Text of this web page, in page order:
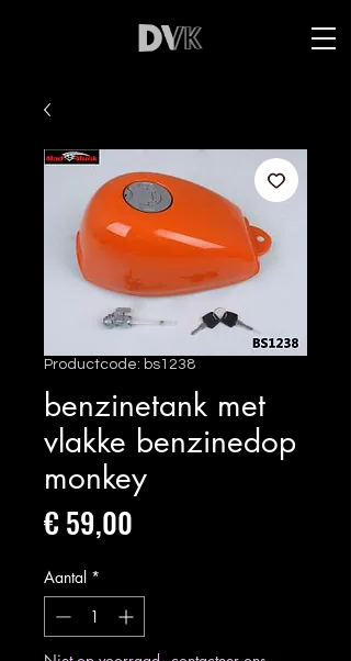
Productcode: bs1238
benzinetank met
vlakke benzinedop
monkey
€ 59,00
Aantal *